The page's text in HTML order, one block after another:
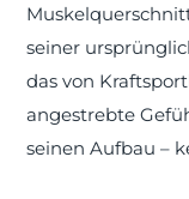
seiner
das von
angestrebte
seinen Aufbau –